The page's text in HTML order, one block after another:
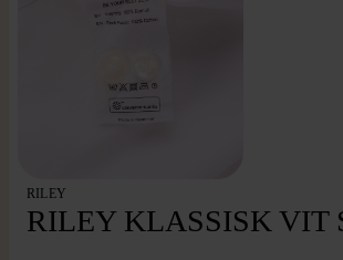
RILEY
RILEY KLASSISK VIT